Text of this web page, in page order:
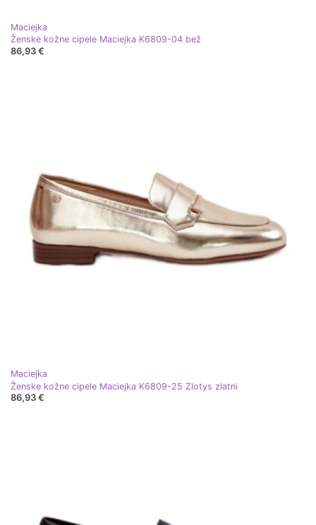
Maciejka
Ženske kožne cipele Maciejka K6809-04 bež
86,93 €
Maciejka
Ženske kožne cipele Maciejka K6809-25 Zlotys zlatni
86,93 €